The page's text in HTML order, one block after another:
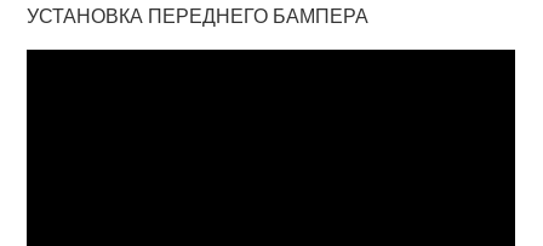
УСТАНОВКА ПЕРЕДНЕГО БАМПЕРА